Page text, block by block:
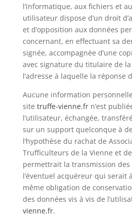
l’informatique, aux fichiers et
utilisateur dispose d’un droit
et d’opposition aux données
concernant, en effectuant sa
signée, accompagnée d’une
avec signature du titulaire de
l’adresse à laquelle la réponse
Aucune information
site truffe-vienne.frn’est
l’utilisateur, échangée,
sur un support quelconque à
l’hypothèse du rachat de
Trufficulteurs de la Vienne et
permettrait la transmission
l’éventuel acquéreur qui serait
même obligation de
des données vis à vis de
vienne.fr.